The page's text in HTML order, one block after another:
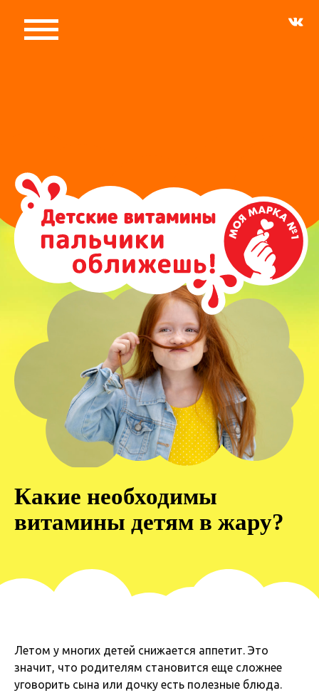
Какие необходимы
витамины детям в жару?
Летом у многих детей снижается аппетит. Это
значит, что родителям становится еще сложнее
уговорить сына или дочку есть полезные блюда.